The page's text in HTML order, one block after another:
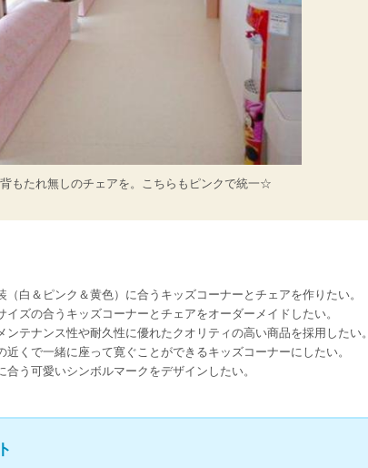
もたれ無しのチェアを。こちらもピンクで統一☆
（白＆ピンク＆黄色）に合うキッズコーナーとチェアを作りたい。
イズの合うキッズコーナーとチェアをオーダーメイドしたい。
ンテナンス性や耐久性に優れたクオリティの高い商品を採用したい。
近くで一緒に座って寛ぐことができるキッズコーナーにしたい。
合う可愛いシンボルマークをデザインしたい。